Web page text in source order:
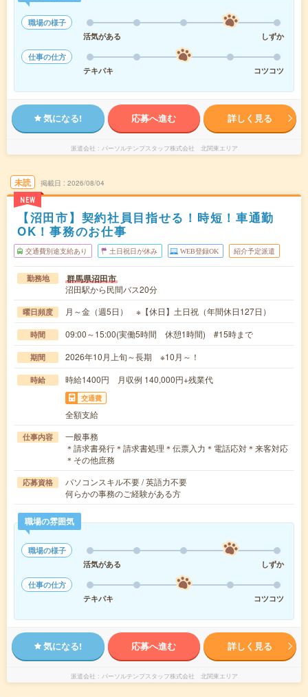
職場の様子
活気がある
しずか
仕事の仕方
テキパキ
コツコツ
気になる! 応募へ進む 詳しく見る
派遣会社 パーソルテンプスタッフ株式会社 北関東エリア
未読
NEW
掲載日 2026/08/04
【沼田市】契約社員目指せる！時短！車通勤
OK！事務のお仕事
交通費別途支給あり 土日祝日が休み WEB登録OK 紹介予定派遣
勤務地 群馬県沼田市
沼田駅から民間バス20分
曜日頻度 月～金（週5日） ※【休日】土日祝（年間休日127日）
時間 09:00～15:00(実働5時間 休憩1時間) #15時まで
期間 2026年10月上旬～長期 ※10月～！
時給 時給1400円 月収例 140,000円+残業代
交通費
全額支給
仕事内容
一般事務
＊請求書発行＊請求書処理＊伝票入力＊電話応対＊来客対応
＊その他庶務
応募資格
パソコンスキル不要 / 英語力不要
何らかの事務のご経験がある方
職場の雰囲気
職場の様子
活気がある
しずか
仕事の仕方
テキパキ
コツコツ
気になる! 応募へ進む 詳しく見る
派遣会社 パーソルテンプスタッフ株式会社 北関東エリア